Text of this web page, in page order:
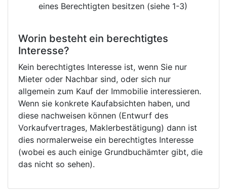
eines Berechtigten besitzen (siehe 1-3)
Worin besteht ein berechtigtes
Interesse?
Kein berechtigtes Interesse ist, wenn Sie nur
Mieter oder Nachbar sind, oder sich nur
allgemein zum Kauf der Immobilie interessieren.
Wenn sie konkrete Kaufabsichten haben, und
diese nachweisen können (Entwurf des
Vorkaufvertrages, Maklerbestätigung) dann ist
dies normalerweise ein berechtigtes Interesse
(wobei es auch einige Grundbuchämter gibt, die
das nicht so sehen).